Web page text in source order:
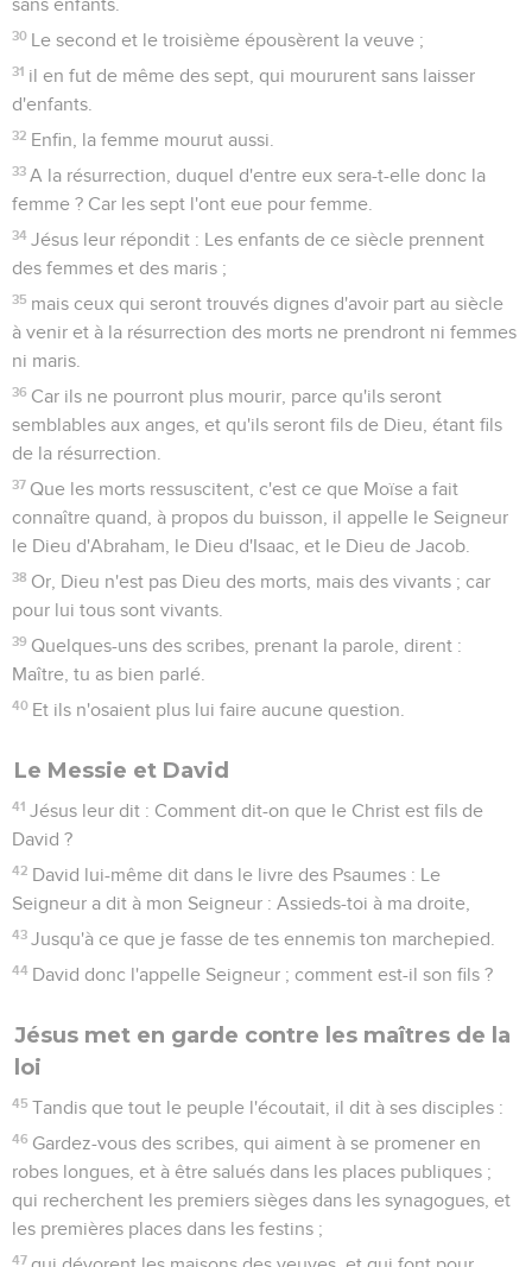
sans enfants.
30 Le second et le troisième épousèrent la veuve ;
31 il en fut de même des sept, qui moururent sans laisser
d'enfants.
32 Enfin, la femme mourut aussi.
33 A la résurrection, duquel d'entre eux sera-t-elle donc la
femme ? Car les sept l'ont eue pour femme.
34 Jésus leur répondit : Les enfants de ce siècle prennent
des femmes et des maris ;
35 mais ceux qui seront trouvés dignes d'avoir part au siècle
à venir et à la résurrection des morts ne prendront ni femmes
ni maris.
36 Car ils ne pourront plus mourir, parce qu'ils seront
semblables aux anges, et qu'ils seront fils de Dieu, étant fils
de la résurrection.
37 Que les morts ressuscitent, c'est ce que Moïse a fait
connaître quand, à propos du buisson, il appelle le Seigneur
le Dieu d'Abraham, le Dieu d'Isaac, et le Dieu de Jacob.
38 Or, Dieu n'est pas Dieu des morts, mais des vivants ; car
pour lui tous sont vivants.
39 Quelques-uns des scribes, prenant la parole, dirent :
Maître, tu as bien parlé.
40 Et ils n'osaient plus lui faire aucune question.
Le Messie et David
41 Jésus leur dit : Comment dit-on que le Christ est fils de
David ?
42 David lui-même dit dans le livre des Psaumes : Le
Seigneur a dit à mon Seigneur : Assieds-toi à ma droite,
43 Jusqu'à ce que je fasse de tes ennemis ton marchepied.
44 David donc l'appelle Seigneur ; comment est-il son fils ?
Jésus met en garde contre les maîtres de la
loi
45 Tandis que tout le peuple l'écoutait, il dit à ses disciples :
46 Gardez-vous des scribes, qui aiment à se promener en
robes longues, et à être salués dans les places publiques ;
qui recherchent les premiers sièges dans les synagogues, et
les premières places dans les festins ;
47